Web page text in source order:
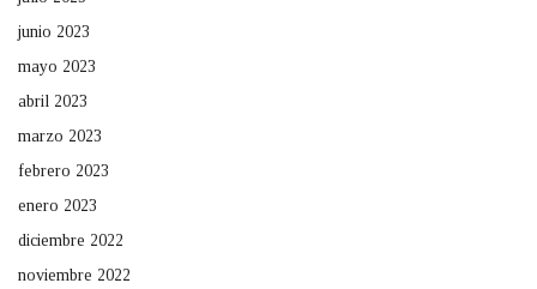
junio 2023
mayo 2023
abril 2023
marzo 2023
febrero 2023
enero 2023
diciembre 2022
noviembre 2022